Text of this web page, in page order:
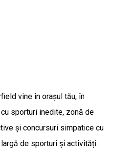
vine în orașul tău, în
sporturi inedite, zonă de
și concursuri simpatice cu
de sporturi și activități: